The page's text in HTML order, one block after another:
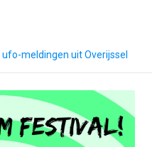
ufo-meldingen uit Overijssel